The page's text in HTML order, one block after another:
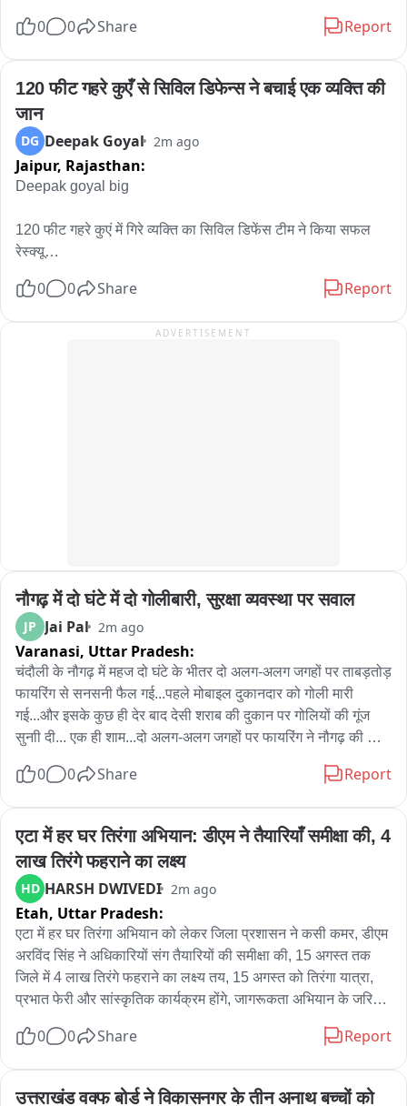
जिल्हा पदाधिकाऱ्यांमुळे थोडी खडखडाट आहे मात्र तीन महिन्यापासून सर्व
नवनाथ बन यांच्यासारख्या चिल्लर व्यक्तीवर मी बोलणार नाही
भाजपने ठरवलं पाहिजे की, तुम्ही नेमके खरे कोण आहात..
भाजपचे काही नेते म्हणतायेत की GEN z आंदोलनाला फॉरेन फंडिंग होतं.
दुसरीकडे सरसंघचालक म्हणतात की, gen z जींच्या मताशी मी सहमत आहे.
शकत नाहीत..
Gen Z यांनी नरेंद्र मोदी आणि अमित शहा यांच्या बद्दलची भूमिका मांडली
काम करताय.
एकनाथ शिंदे यांना मराठा मेन होण्याची घाई आहे. त्याच घाई गडबडीत सॉलिड
आणि व्हॅलिड डॉक्युमेंट त्यांनी केले नाहीत..
ओबीसी आणि मराठा वाद असाच राहिला पाहिजे. जाणीवपूर्वक फडणवीस
यांनी चालू केली आहे.
फडणवीस आणि एकनाथ शिंदे यांच्या कुरबुडीच्या राजकारणात मराठा
भाजपमध्ये जुने विरुद्ध नवीन असा संघर्ष सुरू आहे..
जुने येऊन आयत्या पिठावर रेगुट्या वडत आहे मात्र जुन्यांच्या तोंडाला पान
पुसण्याचं काम सुरू आहे
जयकुमार गोरे यांच्या विरोधात उद्याच्या पत्रकार परिषदेत मी बोलणार..
जयकुमार गोरे कोण आहेत. मला माहिती आहे. फलटण येथील त्यांचे
जरांगे पाटील यांच्या वक्तव्यावर भाजपला आंदोलन हाताळता येत नाही भाजप
0 0 Share Report
120 फीट गहरे कुएँ से सिविल डिफेन्स ने बचाई एक व्यक्ति की
जान
DG Deepak Goyal 2m ago
Jaipur, Rajasthan:
Deepak goyal big
120 फीट गहरे कुएं में गिरे व्यक्ति का सिविल डिफेंस टीम ने किया सफल
रेस्क्यू
आज दिनांक 8 अगस्त 2026 को दोपहर 3:35 बजे कंट्रोल रूम कलेक्ट्रेट
एक व्यक्ति करीब 120 फीट गहरे कुएं में गिर गया है। सूचना के अनुसार
अस्पताल भिजवाया गया।
सिविल डिफेंस टीम की तत्परता, साहस और त्वरित कार्रवाई के चलते एक
व्यक्ति की जान बचाने में सफलता मिली।
0 0 Share Report
ADVERTISEMENT
नौगढ़ में दो घंटे में दो गोलीबारी, सुरक्षा व्यवस्था पर सवाल
JP Jai Pal 2m ago
Varanasi, Uttar Pradesh:
चंदौली के नौगढ़ में महज दो घंटे के भीतर दो अलग-अलग जगहों पर ताबड़तोड़
फायरिंग से सनसनी फैल गई...पहले मोबाइल दुकानदार को गोली मारी
गई...और इसके कुछ ही देर बाद देसी शराब की दुकान पर गोलियों की गूंज
सुनाी दी... एक ही शाम...दो अलग-अलग जगहों पर फायरिंग ने नौगढ़ की
इन दो फायरिंग की वारदातों के आरोपियों तक पुलिस कब पहुंचती है?
0 0 Share Report
एटा में हर घर तिरंगा अभियान: डीएम ने तैयारियाँ समीक्षा की, 4
लाख तिरंगे फहराने का लक्ष्य
HD HARSH DWIVEDI 2m ago
Etah, Uttar Pradesh:
एटा में हर घर तिरंगा अभियान को लेकर जिला प्रशासन ने कसी कमर, डीएम
अरविंद सिंह ने अधिकारियों संग तैयारियों की समीक्षा की, 15 अगस्त तक
जिले में 4 लाख तिरंगे फहराने का लक्ष्य तय, 15 अगस्त को तिरंगा यात्रा,
प्रभात फेरी और सांस्कृतिक कार्यक्रम होंगे, जागरूकता अभियान के जरिये
फहराने की अपील की,
0 0 Share Report
उत्तराखंड वक्फ बोर्ड ने विकासनगर के तीन अनाथ बच्चों को